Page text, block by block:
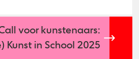
voor kunstenaars:
Kunst in School 2025